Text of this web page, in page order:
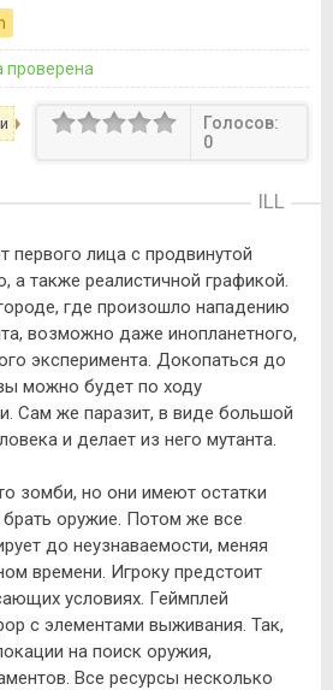
проверена
Голосов:
0
ILL
первого лица с продвинутой
а также реалистичной графикой.
где произошло нападению
возможно даже инопланетного,
эксперимента. Докопаться до
можно будет по ходу
Сам же паразит, в виде большой
и делает из него мутанта.
зомби, но они имеют остатки
оружие. Потом же все
до неузнаваемости, меняя
времени. Игроку предстоит
условиях. Геймплей
с элементами выживания. Так,
на поиск оружия,
Все ресурсы несколько